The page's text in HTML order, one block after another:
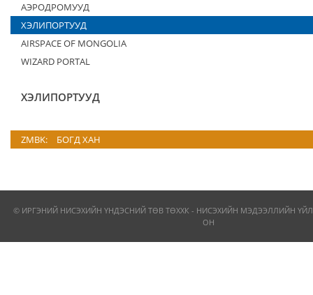
АЭРОДРОМУУД
ХЭЛИПОРТУУД
AIRSPACE OF MONGOLIA
WIZARD PORTAL
ХЭЛИПОРТУУД
ZMBK: БОГД ХАН
© ИРГЭНИЙ НИСЭХИЙН ҮНДЭСНИЙ ТӨВ ТӨХХК - НИСЭХИЙН МЭДЭЭЛЛИЙН
ОН